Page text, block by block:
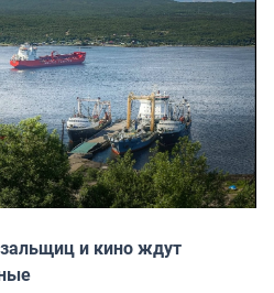
и кино ждут